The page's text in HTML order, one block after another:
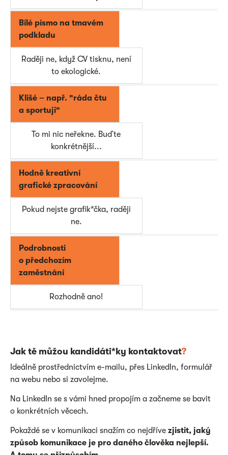
Bílé písmo na tmavém
podkladu
Raději ne, když CV tisknu, není
to ekologické.
Klišé – např. "ráda čtu
a sportuji"
To mi nic neřekne. Buďte
konkrétnější...
Hodně kreativní
grafické zpracování
Pokud nejste grafik*čka, raději
ne.
Podrobnosti
o předchozím
zaměstnání
Rozhodně ano!
Jak tě můžou kandidáti*ky kontaktovat?
Ideálně prostřednictvím e-mailu, přes LinkedIn, formulář
na webu nebo si zavolejme.
Na LinkedIn se s vámi hned propojím a začneme se bavit
o konkrétních věcech.
Pokaždé se v komunikaci snažím co nejdříve zjistit, jaký
způsob komunikace je pro daného člověka nejlepší.